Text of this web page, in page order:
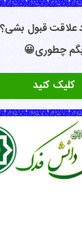
علاقت قبول
چطوری😀
کلیک کنید